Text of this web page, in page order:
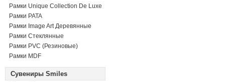
Рамки Unique Collection De Luxe
Рамки PATA
Рамки Image Art Деревянные
Рамки Стеклянные
Рамки PVC (Резиновые)
Рамки MDF
Сувениры Smiles